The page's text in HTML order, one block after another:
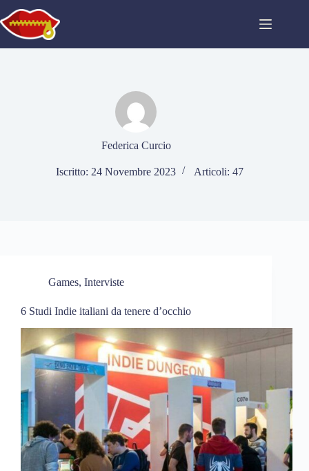
al
contenuto
Federica Curcio
Iscritto: 24 Novembre 2023 Articoli: 47
Games, Interviste
6 Studi Indie italiani da tenere d’occhio